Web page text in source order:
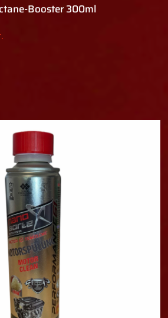
Booster 300ml